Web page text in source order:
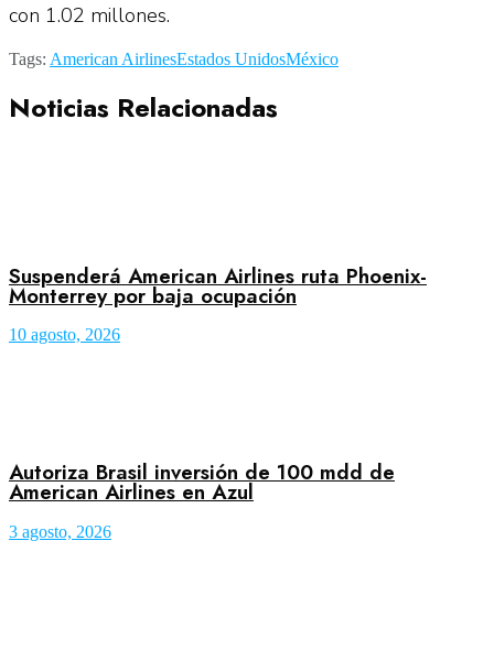
con 1.02 millones.
Tags: American AirlinesEstados UnidosMéxico
Noticias Relacionadas
Suspenderá American Airlines ruta Phoenix-
Monterrey por baja ocupación
10 agosto, 2026
Autoriza Brasil inversión de 100 mdd de
American Airlines en Azul
3 agosto, 2026